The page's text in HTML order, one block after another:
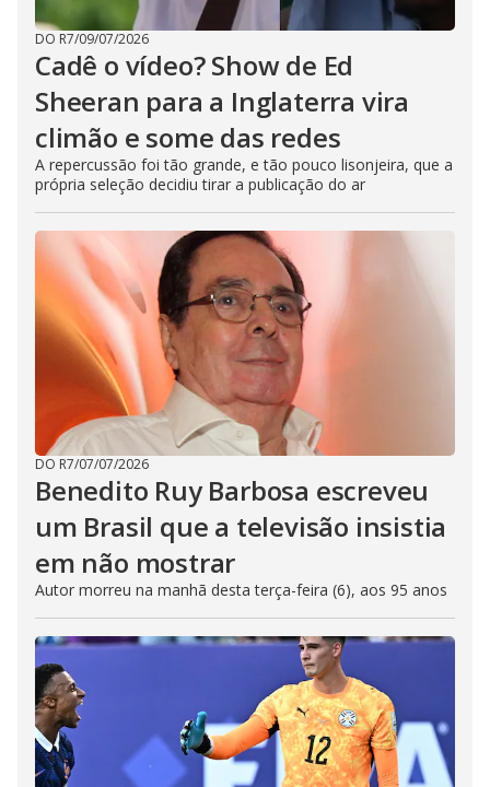
DO R7/09/07/2026
Cadê o vídeo? Show de Ed
Sheeran para a Inglaterra vira
climão e some das redes
A repercussão foi tão grande, e tão pouco lisonjeira, que a
própria seleção decidiu tirar a publicação do ar
DO R7/07/07/2026
Benedito Ruy Barbosa escreveu
um Brasil que a televisão insistia
em não mostrar
Autor morreu na manhã desta terça-feira (6), aos 95 anos